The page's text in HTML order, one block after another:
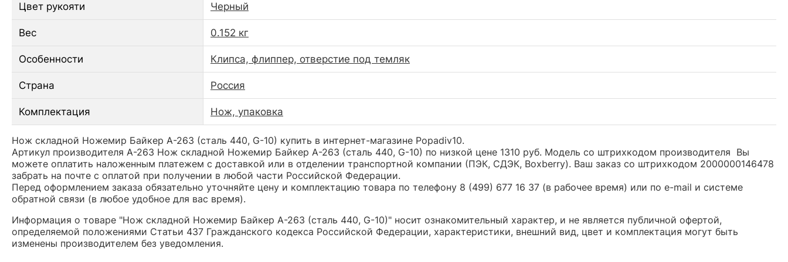
Цвет рукояти Черный
Вес 0.152 кг
Особенности Клипса, флиппер, отверстие под темляк
Страна Россия
Комплектация Нож, упаковка
Нож складной Ножемир Байкер A-263 (сталь 440, G-10) купить в интернет-магазине Popadiv10.
Артикул производителя A-263 Нож складной Ножемир Байкер A-263 (сталь 440, G-10) по низкой цене 1310 руб. Модель со штрихкодом производителя Вы
можете оплатить наложенным платежем с доставкой или в отделении транспортной компании (ПЭК, СДЭК, Boxberry). Ваш заказ со штрихкодом 2000000146478
забрать на почте с оплатой при получении в любой части Российской Федерации.
Перед оформлением заказа обязательно уточняйте цену и комплектацию товара по телефону 8 (499) 677 16 37 (в рабочее время) или по e-mail и системе
обратной связи (в любое удобное для вас время).
Информация о товаре "Нож складной Ножемир Байкер A-263 (сталь 440, G-10)" носит ознакомительный характер, и не является публичной офертой,
определяемой положениями Статьи 437 Гражданского кодекса Российской Федерации, характеристики, внешний вид, цвет и комплектация могут быть
изменены производителем без уведомления.